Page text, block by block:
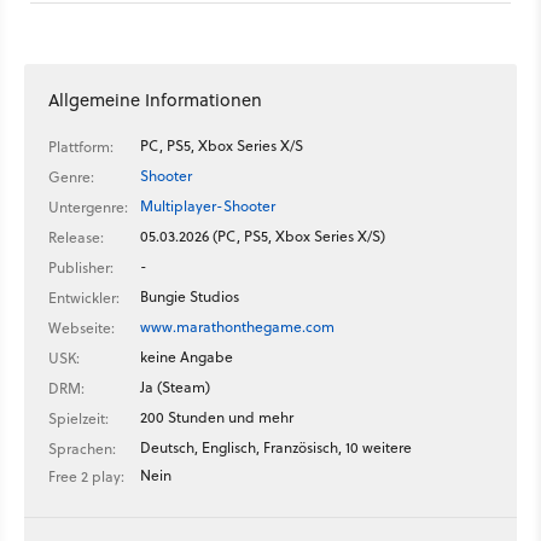
Allgemeine Informationen
Plattform:
PC, PS5, Xbox Series X/S
Genre:
Shooter
Untergenre:
Multiplayer-Shooter
Release:
05.03.2026 (PC, PS5, Xbox Series X/S)
Publisher:
-
Entwickler:
Bungie Studios
Webseite:
www.marathonthegame.com
USK:
keine Angabe
DRM:
Ja (Steam)
Spielzeit:
200 Stunden und mehr
Sprachen:
Deutsch, Englisch, Französisch, 10 weitere
Free 2 play:
Nein